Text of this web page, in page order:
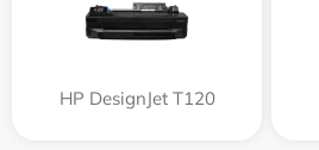
HP DesignJet T120